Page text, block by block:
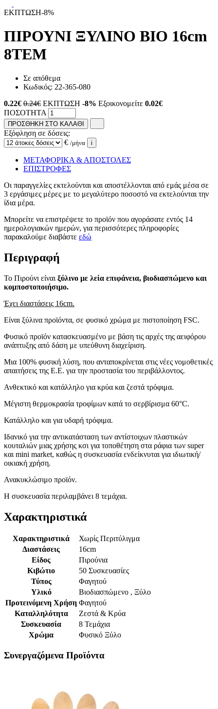
ΕΚΠΤΩΣΗ-8%
ΠΙΡΟΥΝΙ ΞΥΛΙΝΟ ΒΙΟ 16cm
8ΤΕΜ
Σε απόθεμα
Κωδικός: 22-365-080
0.22€ 0.24€ ΕΚΠΤΩΣΗ -8% Εξοικονομείτε 0.02€
ΠΟΣΟΤΗΤΑ
ΠΡΟΣΘΗΚΗ ΣΤΟ ΚΑΛΑΘΙ
Εξόφληση σε δόσεις:
€ /μήνα i
ΜΕΤΑΦΟΡΙΚΑ & ΑΠΟΣΤΟΛΕΣ
ΕΠΙΣΤΡΟΦΕΣ
Οι παραγγελίες εκτελούνται και αποστέλλονται από εμάς μέσα σε
3 εργάσιμες μέρες με το μεγαλύτερο ποσοστό να εκτελούνται την
ίδια μέρα.
Μπορείτε να επιστρέψετε το προϊόν που αγοράσατε εντός 14
ημερολογιακών ημερών, για περισσότερες πληροφορίες
παρακαλούμε διαβάστε εδώ
Περιγραφή
Το Πιρούνι είναι ξύλινο με λεία επιφάνεια, βιοδιασπώμενο και
κομποστοποιήσιμο.
Έχει διαστάσεις 16cm.
Είναι ξύλινα προϊόντα, σε φυσικό χρώμα με πιστοποίηση FSC.
Φυσικό προϊόν κατασκευασμένο με βάση τις αρχές της αειφόρου
ανάπτυξης από δάση με υπεύθυνη διαχείριση.
Μια 100% φυσική λύση, που ανταποκρίνεται στις νέες νομοθετικές
απαιτήσεις της Ε.Ε. για την προστασία του περιβάλλοντος.
Ανθεκτικό και κατάλληλο για κρύα και ζεστά τρόφιμα.
Μέγιστη θερμοκρασία τροφίμων κατά το σερβίρισμα 60°C.
Κατάλληλο και για υδαρή τρόφιμα.
Ιδανικό για την αντικατάσταση των αντίστοιχων πλαστικών
κουταλιών μιας χρήσης κσι για τοποθέτηση στα ράφια των super
και mini market, καθώς η συσκευασία ενδείκνυται για ιδιωτική/
οικιακή χρήση.
Ανακυκλώσιμο προϊόν.
Η συσκευασία περιλαμβάνει 8 τεμάχια.
Χαρακτηριστικά
Χαρακτηριστικά
Χωρίς Περιτύλιγμα
Διαστάσεις
16cm
Είδος
Πιρούνια
Κιβώτιο
50 Συσκευασίες
Τύπος
Φαγητού
Υλικό
Βιοδιασπώμενο , Ξύλο
Προτεινόμενη Χρήση Φαγητού
Καταλληλότητα
Ζεστά & Κρύα
Συσκευασία
8 Τεμάχια
Χρώμα
Φυσικό Ξύλο
Συνεργαζόμενα Προϊόντα